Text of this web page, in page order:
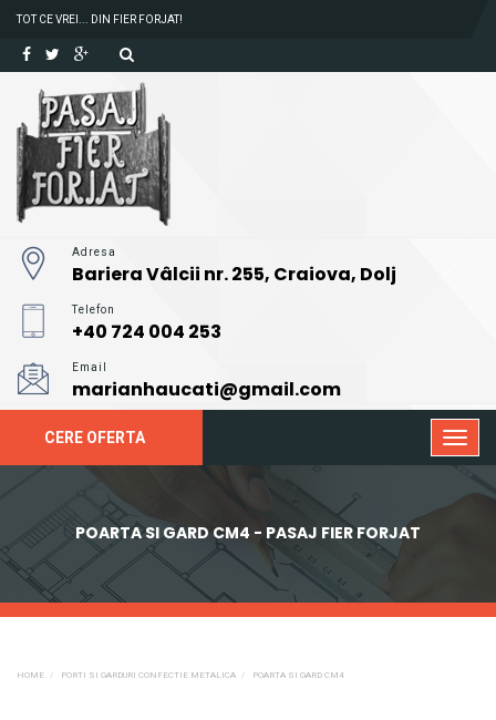
TOT CE VREI... DIN FIER FORJAT!
Adresa
Bariera Vâlcii nr. 255, Craiova, Dolj
Telefon
+40 724 004 253
Email
marianhaucati@gmail.com
CERE OFERTA
POARTA SI GARD CM4 - PASAJ FIER FORJAT
HOME PORTI SI GARDURI CONFECTIE METALICA POARTA SI GARD CM4